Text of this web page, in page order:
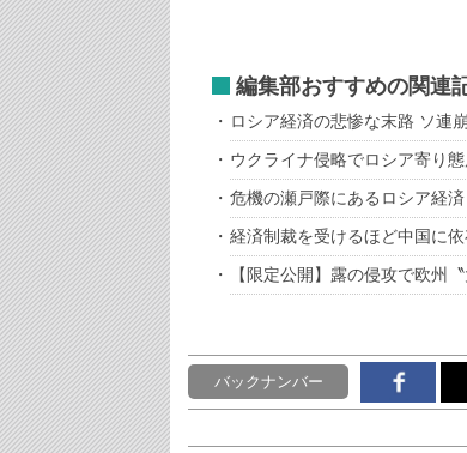
編集部おすすめの関連
ロシア経済の悲惨な末路 ソ連
ウクライナ侵略でロシア寄り
危機の瀬戸際にあるロシア経
経済制裁を受けるほど中国に
【限定公開】露の侵攻で欧州
バックナンバー